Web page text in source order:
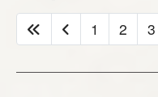
1 2 3